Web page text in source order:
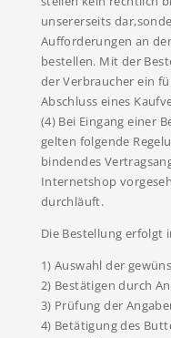
unsererseits
Aufforderungen an
bestellen. Mit der
der Verbraucher ein
Abschluss eines
(4) Bei Eingang einer
gelten folgende
bindendes
Internetshop
durchläuft.
Die Bestellung erfolgt
1) Auswahl der
2) Bestätigen durch
3) Prüfung der
4) Betätigung des